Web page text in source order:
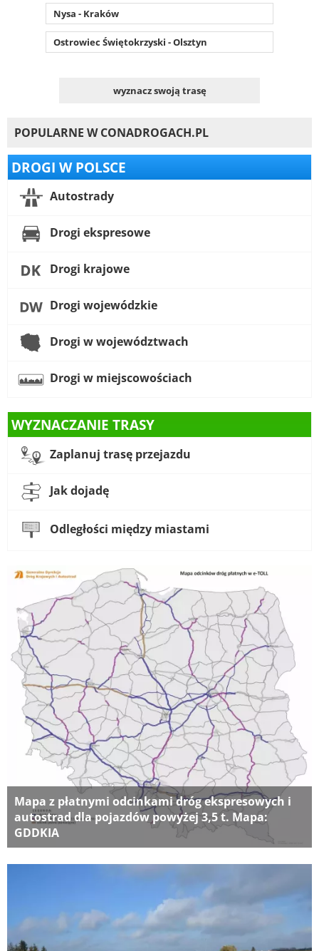
Nysa - Kraków
Ostrowiec Świętokrzyski - Olsztyn
wyznacz swoją trasę
POPULARNE W CONADROGACH.PL
DROGI W POLSCE
Autostrady
Drogi ekspresowe
Drogi krajowe
Drogi wojewódzkie
Drogi w województwach
Drogi w miejscowościach
WYZNACZANIE TRASY
Zaplanuj trasę przejazdu
Jak dojadę
Odległości między miastami
Mapa z płatnymi odcinkami dróg ekspresowych i
autostrad dla pojazdów powyżej 3,5 t. Mapa:
GDDKIA